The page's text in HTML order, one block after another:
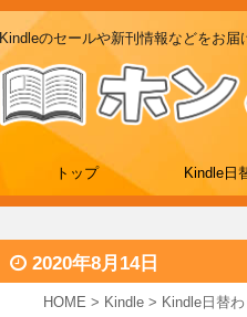
Kindleのセールや新刊情報などをお届
トップ Kindle日
2020年8月14日
HOME > Kindle > Kindle日替